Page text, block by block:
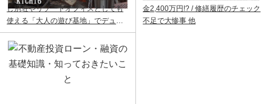
し別荘やリゾートオフィスとしても
使える「大人の遊び基地」でデュア
ルライフ
金2,400万円!? / 修繕履歴のチェック
不足で大惨事 他